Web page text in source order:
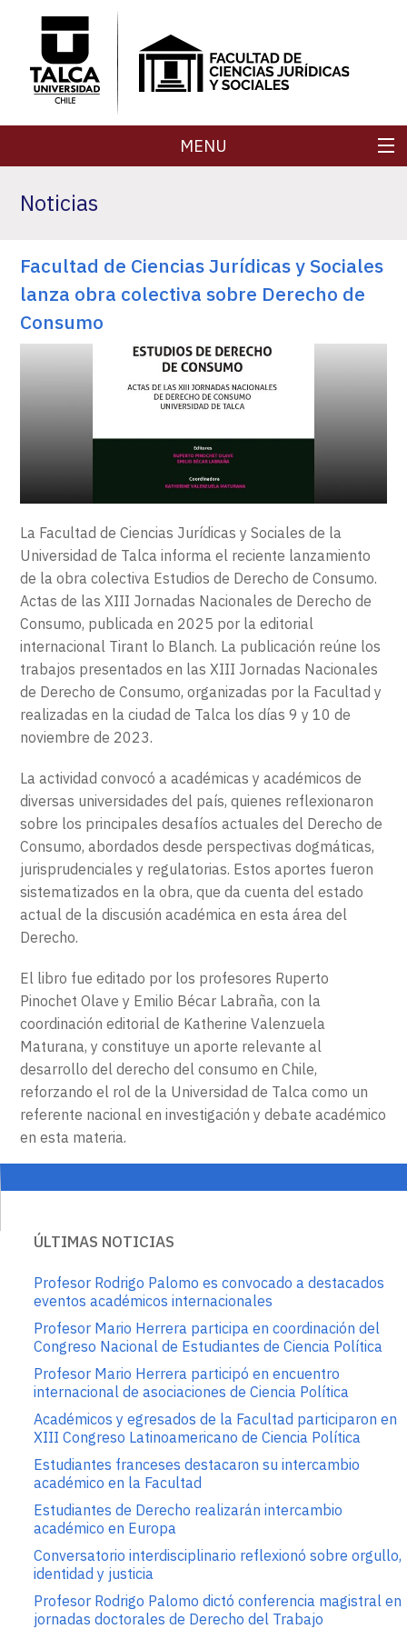
MENU
POSTGRADOS
REVISTAS
Noticias
Facultad de Ciencias Jurídicas y Sociales
lanza obra colectiva sobre Derecho de
Consumo
La Facultad de Ciencias Jurídicas y Sociales de la
Universidad de Talca informa el reciente lanzamiento
de la obra colectiva Estudios de Derecho de Consumo.
Actas de las XIII Jornadas Nacionales de Derecho de
Consumo, publicada en 2025 por la editorial
internacional Tirant lo Blanch. La publicación reúne los
trabajos presentados en las XIII Jornadas Nacionales
de Derecho de Consumo, organizadas por la Facultad y
realizadas en la ciudad de Talca los días 9 y 10 de
noviembre de 2023.
La actividad convocó a académicas y académicos de
diversas universidades del país, quienes reflexionaron
sobre los principales desafíos actuales del Derecho de
Consumo, abordados desde perspectivas dogmáticas,
jurisprudenciales y regulatorias. Estos aportes fueron
sistematizados en la obra, que da cuenta del estado
actual de la discusión académica en esta área del
Derecho.
El libro fue editado por los profesores Ruperto
Pinochet Olave y Emilio Bécar Labraña, con la
coordinación editorial de Katherine Valenzuela
Maturana, y constituye un aporte relevante al
desarrollo del derecho del consumo en Chile,
reforzando el rol de la Universidad de Talca como un
referente nacional en investigación y debate académico
en esta materia.
ÚLTIMAS NOTICIAS
Profesor Rodrigo Palomo es convocado a destacados
eventos académicos internacionales
Profesor Mario Herrera participa en coordinación del
Congreso Nacional de Estudiantes de Ciencia Política
Profesor Mario Herrera participó en encuentro
internacional de asociaciones de Ciencia Política
Académicos y egresados de la Facultad participaron en
XIII Congreso Latinoamericano de Ciencia Política
Estudiantes franceses destacaron su intercambio
académico en la Facultad
Estudiantes de Derecho realizarán intercambio
académico en Europa
Conversatorio interdisciplinario reflexionó sobre orgullo,
identidad y justicia
Profesor Rodrigo Palomo dictó conferencia magistral en
jornadas doctorales de Derecho del Trabajo